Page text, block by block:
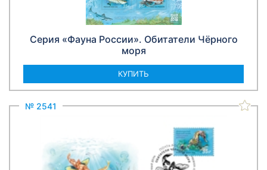
Серия «Фауна России». Обитатели Чёрного
моря
КУПИТЬ
№ 2541